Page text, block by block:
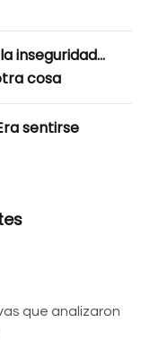
inseguridad…
cosa
sentirse
que analizaron